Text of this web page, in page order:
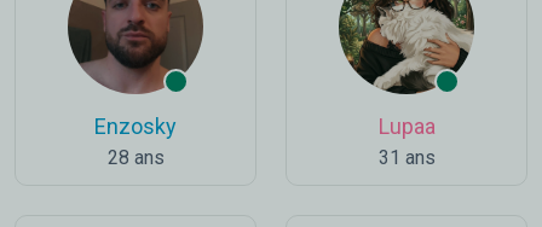
Enzosky
28 ans
Lupaa
31 ans